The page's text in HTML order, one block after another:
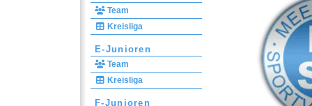
Team
Kreisliga
E-Junioren
Team
Kreisliga
F-Junioren